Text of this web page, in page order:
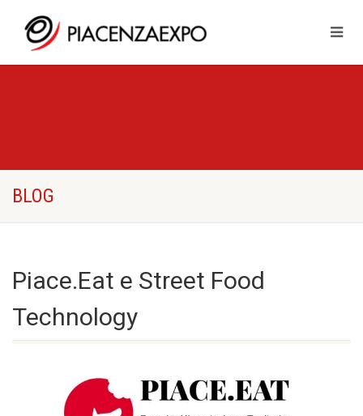
BLOG
Piace.Eat e Street Food
Technology